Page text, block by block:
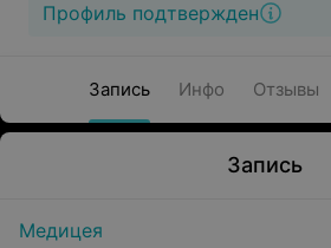
Профиль подтвержден
Запись Инфо Отзывы
Запись
Медицея